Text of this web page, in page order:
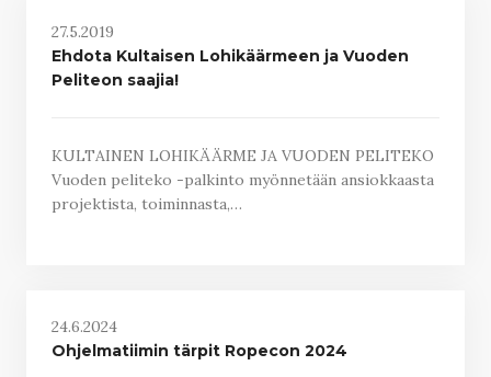
27.5.2019
Ehdota Kultaisen Lohikäärmeen ja Vuoden
Peliteon saajia!
KULTAINEN LOHIKÄÄRME JA VUODEN PELITEKO
Vuoden peliteko -palkinto myönnetään ansiokkaasta
projektista, toiminnasta,…
24.6.2024
Ohjelmatiimin tärpit Ropecon 2024